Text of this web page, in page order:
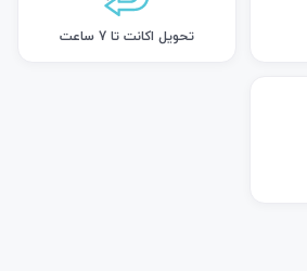
تحویل اکانت تا 7 ساعت